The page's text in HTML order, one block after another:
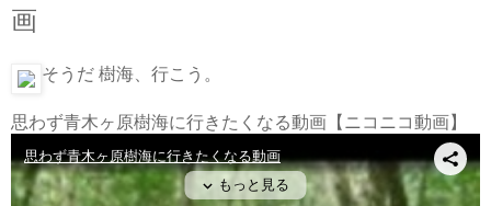
画
そうだ 樹海、行こう。
思わず青木ヶ原樹海に行きたくなる動画 【ニコニコ動画】